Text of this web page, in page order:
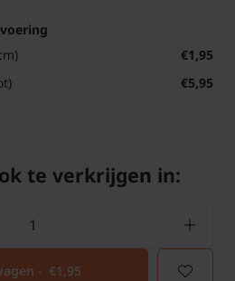
€1,95
€5,95
te verkrijgen in:
- €1,95